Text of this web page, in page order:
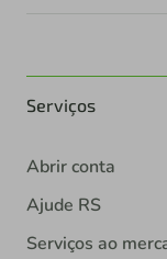
Serviços
Abrir conta
Ajude RS
Serviços ao